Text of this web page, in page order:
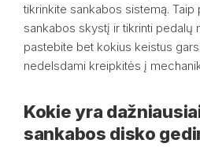
tikrinkite sankabos sistemą. Taip
sankabos skystį ir tikrinti pedalų
pastebite bet kokius keistus
nedelsdami kreipkitės į
Kokie yra
sankabos disko